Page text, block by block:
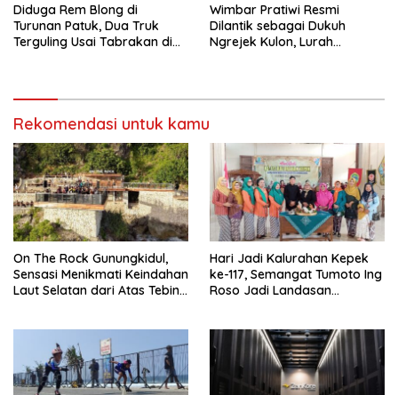
Diduga Rem Blong di
Turunan Patuk, Dua Truk
Terguling Usai Tabrakan di
Wimbar Pratiwi Resmi
Dilantik sebagai Dukuh
Ngrejek Kulon, Lurah
Rekomendasi untuk kamu
On The Rock Gunungkidul,
Sensasi Menikmati Keindahan
Laut Selatan dari Atas Tebing
Hari Jadi Kalurahan Kepek
ke-117, Semangat Tumoto Ing
Roso Jadi Landasan